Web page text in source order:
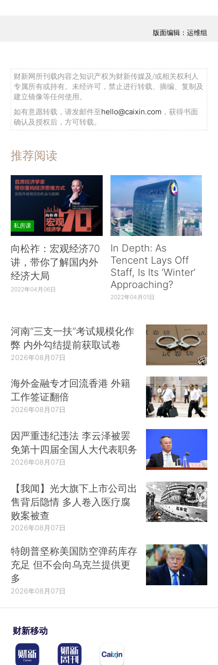
版面编辑：运维组
财新网所刊载内容之知识产权为财新传媒及/或相关权利人
专属所有或持有。未经许可，禁止进行转载、摘编、复制及
建立镜像等任何使用。
如有意愿转载，请发邮件至hello@caixin.com ，获得书面
确认及授权后，方可转载。
推荐阅读
私房课
向松祚：宏观经济70
讲，带你了解国内外
经济大局
2022年04月06日
In Depth: As
Tencent Lays Off
Staff, Is Its ‘Winter’
Approaching?
2022年04月01日
河南“三支一扶”考试规模化作
弊 内外勾结提前获取试卷
2026年08月07日
海外金融专才回流香港 外籍
工作签证翻倍
2026年08月07日
因严重违纪违法 李云泽被罢
免第十四届全国人大代表职务
2026年08月07日
【我闻】光大旗下上市公司出
售背后隐情 多人卷入医疗腐
败案被查
2026年08月07日
特朗普坚称美国防空弹药库存
充足 但不会向乌克兰提供更
多
2026年08月07日
财新移动